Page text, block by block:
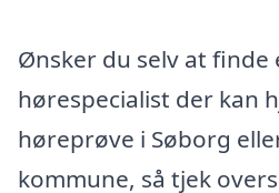
Ønsker du selv at finde
hørespecialist der kan
høreprøve i Søborg
kommune, så tjek